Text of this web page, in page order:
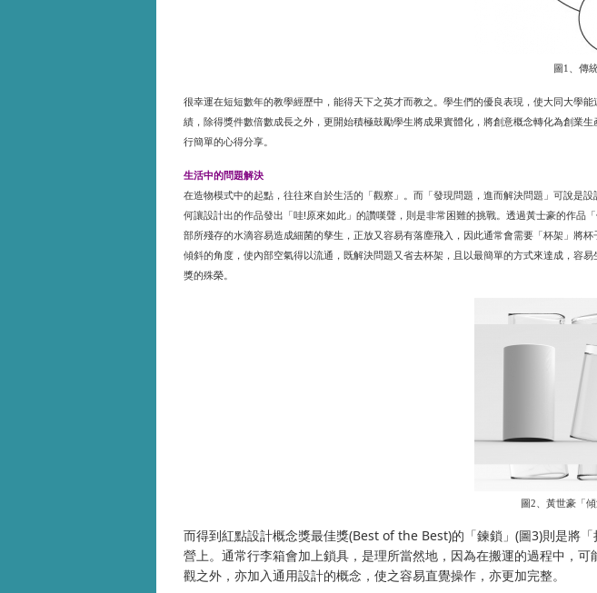
圖1、傳
很幸運在短短數年的教學經歷中，能得天下之英才而教之。學生們的優良表現，使大同大學
績，除得獎件數倍數成長之外，更開始積極鼓勵學生將成果實體化，將創意概念轉化為創業
行簡單的心得分享。
生活中的問題解決
在造物模式中的起點，往往來自於生活的「觀察」。而「發現問題，進而解決問題」可說是
何讓設計出的作品發出「哇!原來如此」的讚嘆聲，則是非常困難的挑戰。透過黃士豪的作品「
部所殘存的水滴容易造成細菌的孳生，正放又容易有落塵飛入，因此通常會需要「杯架」將
傾斜的角度，使內部空氣得以流通，既解決問題又省去杯架，且以最簡單的方式來達成，容
獎的殊榮。
圖2、黃世豪「
而得到紅點設計概念獎最佳獎(Best of the Best)的「鍊鎖」 (圖3)則是將
營上。通常行李箱會加上鎖具，是理所當然地，因為在搬運的過程中，
觀之外，亦加入通用設計的概念，使之容易直覺操作，亦更加完整。